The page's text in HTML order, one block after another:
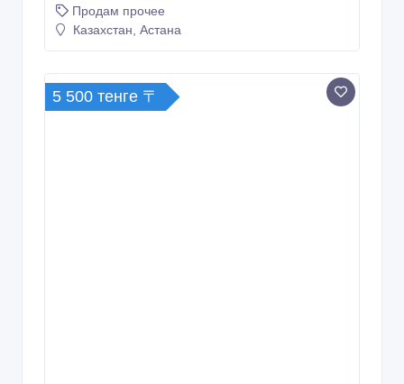
Продам прочее
Казахстан, Астана
5 500 тенге 〒